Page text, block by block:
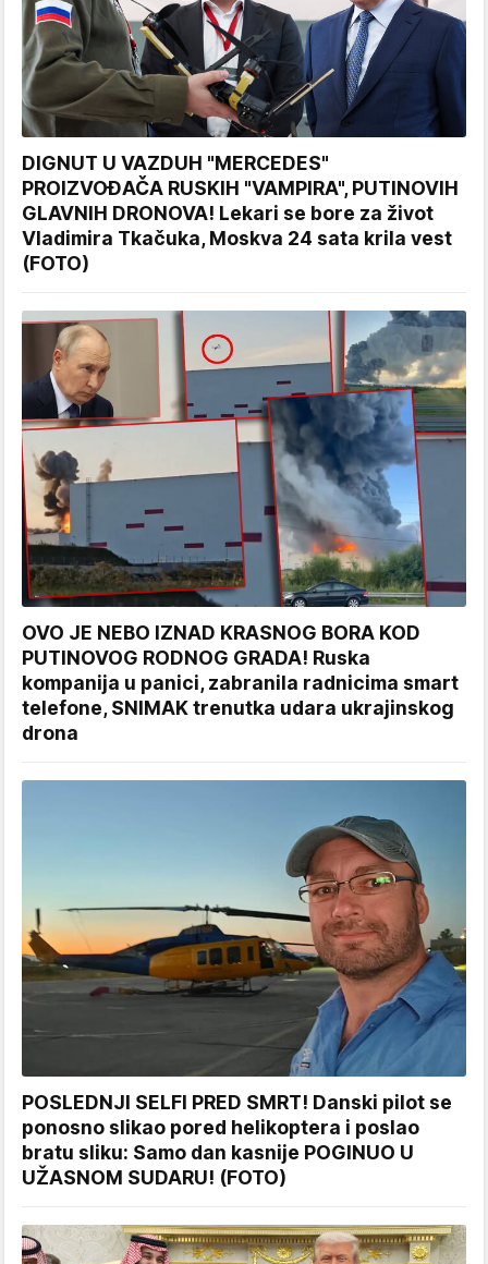
DIGNUT U VAZDUH "MERCEDES"
PROIZVOĐAČA RUSKIH "VAMPIRA", PUTINOVIH
GLAVNIH DRONOVA! Lekari se bore za život
Vladimira Tkačuka, Moskva 24 sata krila vest
(FOTO)
OVO JE NEBO IZNAD KRASNOG BORA KOD
PUTINOVOG RODNOG GRADA! Ruska
kompanija u panici, zabranila radnicima smart
telefone, SNIMAK trenutka udara ukrajinskog
drona
POSLEDNJI SELFI PRED SMRT! Danski pilot se
ponosno slikao pored helikoptera i poslao
bratu sliku: Samo dan kasnije POGINUO U
UŽASNOM SUDARU! (FOTO)